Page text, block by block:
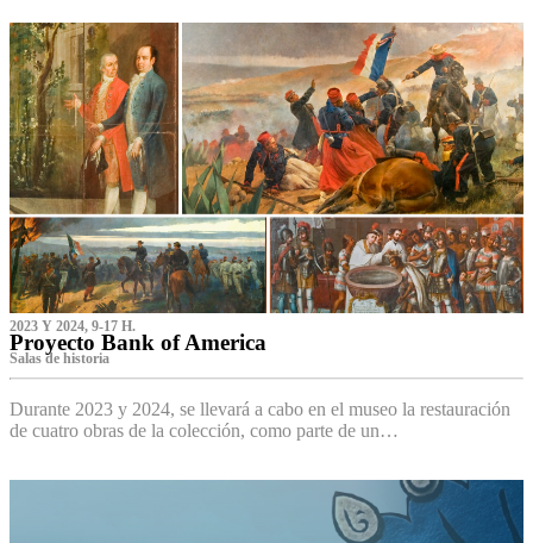
2023 Y 2024, 9-17 H.
Proyecto Bank of America
S‌alas de historia
Durante 2023 y 2024, se llevará a cabo en el museo la restauración
de cuatro obras de la colección, como parte de un…